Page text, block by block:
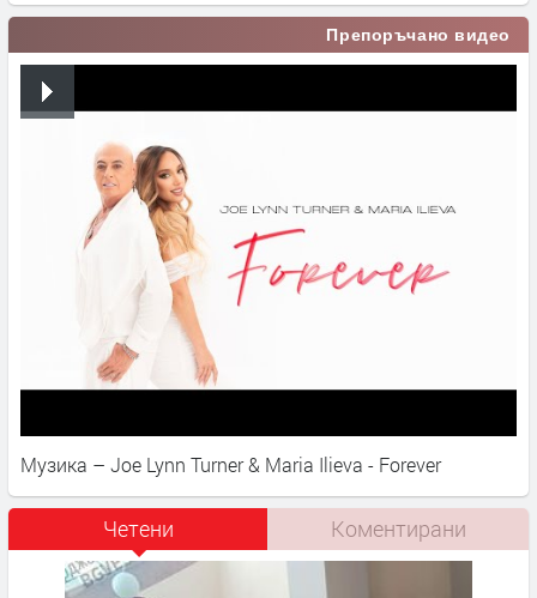
Препоръчано видео
Музика – Joe Lynn Turner & Maria Ilieva - Forever
Четени Коментирани